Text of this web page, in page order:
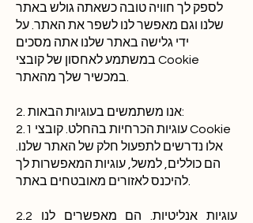
לספק לך חוויה טובה כשאתה גולש באתר
שלנו וגם מאפשר לנו לשפר את האתר. על
ידי גלישה באתר שלנו אתה מסכים
במשתמע לאחסון של קובצי Cookie
2. אנו משתמשים בעוגיות הבאות:
2.1 עוגיות הכרחיות בהחלט. קובצי Cookie
אלו נדרשים לתפעול חלק של האתר שלנו.
הם כוללים, למשל, עוגיות המאפשרות לך
2.2 עוגיות אנליטיות. הם מאפשרים לנו